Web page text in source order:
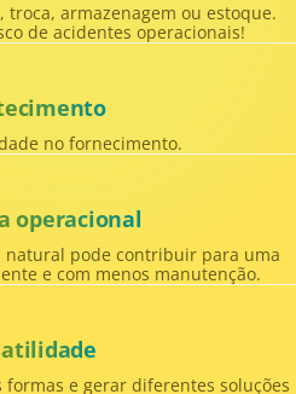
armazenagem ou estoque.
de acidentes operacionais!
no fornecimento.
operacional
natural pode contribuir para uma
e com menos manutenção.
formas e gerar diferentes soluções